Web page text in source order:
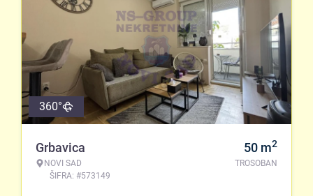
360°
Grbavica
NOVI SAD
ŠIFRA: #573149
50 m2
TROSOBAN